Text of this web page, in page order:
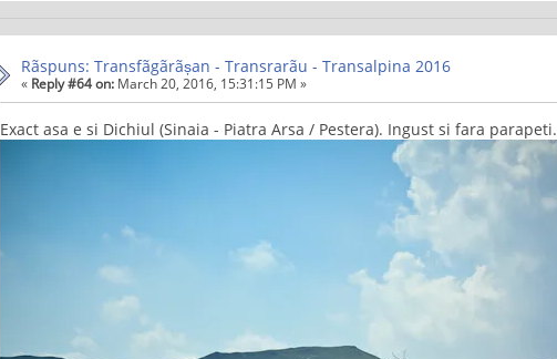
Rãspuns: Transfãgãrãșan - Transrarãu - Transalpina 2016
« Reply #64 on: March 20, 2016, 15:31:15 PM »
Exact asa e si Dichiul (Sinaia - Piatra Arsa / Pestera). Ingust si fara parapeti.